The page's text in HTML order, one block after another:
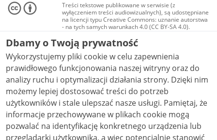
Treści tekstowe publikowane w serwisie (z
wyłączeniem treści audiowizualnych), są udostępniane
na licencji typu Creative Commons: uznanie autorstwa
- na tych samych warunkach 4.0 (CC BY-SA 4.0).
Materiały audiowizualne, w tym zdjęcia, materiały
audio i wideo, są udostępniane na licencji typu
Creative Commons: uznanie autorstwa użycie
niekomercyjne - bez utworów zależnych 4.0 (CC BY-
NC-ND 4.0), o ile nie jest to stwierdzone inaczej.
Dbamy o Twoją prywatność
Wykorzystujemy pliki cookie w celu zapewnienia
prawidłowego funkcjonowania naszej witryny oraz do
analizy ruchu i optymalizacji działania strony. Dzięki nim
możemy lepiej dostosować treści do potrzeb
użytkowników i stale ulepszać nasze usługi. Pamiętaj, że
informacje przechowywane w plikach cookie mogą
pozwalać na identyfikację konkretnego urządzenia lub
przeglądarki użytkownika, a więc potencjalnie stanowić